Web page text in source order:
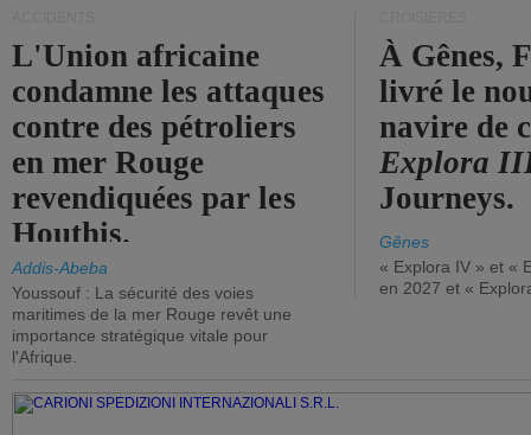
L'Union africaine
condamne les attaques
contre des pétroliers
en mer Rouge
revendiquées par les
Houthis.
Addis-Abeba
Youssouf : La sécurité des voies
maritimes de la mer Rouge revêt une
importance stratégique vitale pour
l'Afrique.
À Gênes,
livré le
navire de
Explora
Journeys.
Gênes
« Explora IV » et «
en 2027 et «